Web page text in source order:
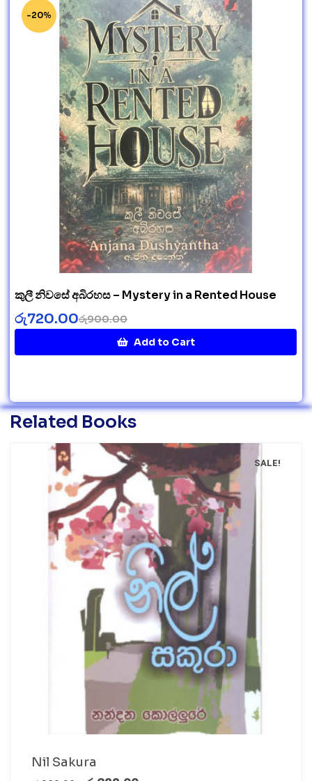
-20%
කුලී නිවසේ අබිරහස – Mystery in a Rented House
රු900.00
රු720.00
Add to Cart
Related Books
SALE!
Nil Sakura